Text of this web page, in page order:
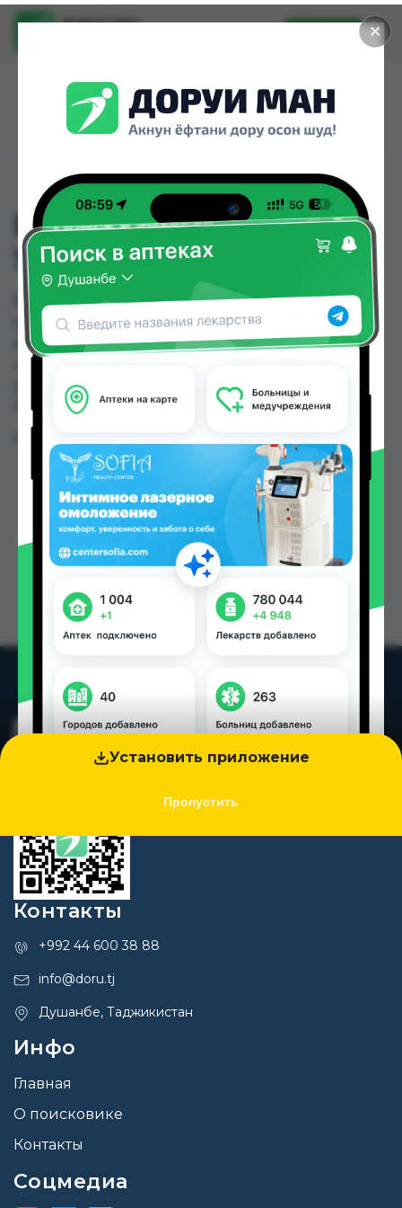
✕
Установить приложение
Пропустить
Доруи ман
Установить
БИНТ МЕД. ЭЛАСТ
100X3,0М (В.Р.) (9512)
БИНТ МЕД. ЭЛАСТ 100X3,0М (В.Р.) (9512) можно
купить или заказать в аптеках, Абубакри Карим,
Авиценна, АЗИЗ ВАКО , Алишер-К, Амирӣ, Аптека
26.00 TJS в Душанбе и других городах
Таджикистана
Контакты
+992 44 600 38 88
info@doru.tj
Душанбе, Таджикистан
Инфо
Главная
О поисковике
Контакты
Соцмедиа